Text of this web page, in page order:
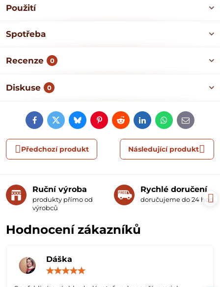
Použití
Spotřeba
Recenze 0
Diskuse 0
FacebookTwitterBlueskyPinterestRedditLinkedInWhatsApp
E-
mail
Předchozí produkt Následující produkt
Ruční výroba
produkty přímo od
výrobců
Rychlé doručení
doručujeme do 24 hodin
Hodnocení zákazníků
Dáška